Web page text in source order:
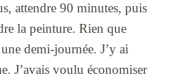
attendre 90 minutes, puis
la peinture. Rien que
demi-journée. J’y ai
J’avais voulu économiser